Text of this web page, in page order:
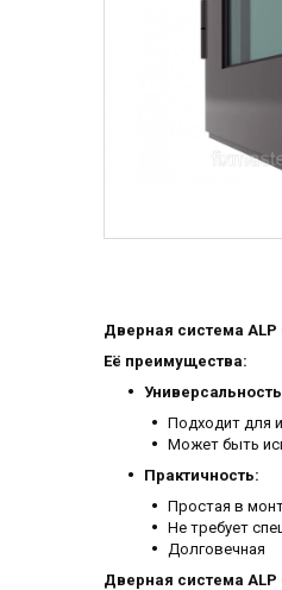
Дверная система ALP
Её преимущества:
Подходит для
Может быть
Практичность:
Простая в
Не требует
Долговечная
Дверная система ALP